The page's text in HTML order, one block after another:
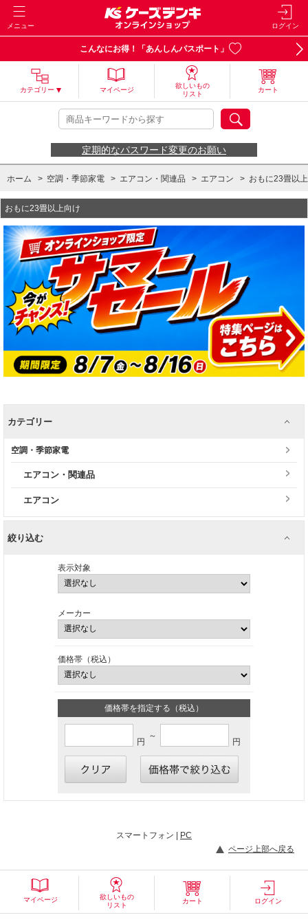
メニュー ログイン
こんなにお得！「あんしんパスポート」
カテゴリー マイページ
欲しいもの
リスト
カート
定期的なパスワード変更のお願い
ホーム > 空調・季節家電 > エアコン・関連品 > エアコン > おもに23畳以
おもに23畳以上向け
カテゴリー
空調・季節家電
エアコン・関連品
エアコン
絞り込む
表示対象
メーカー
価格帯（税込）
価格帯を指定する（税込）
円
～
円
スマートフォン | PC
ページ上部へ戻る
マイページ
欲しいもの
リスト
カート ログイン